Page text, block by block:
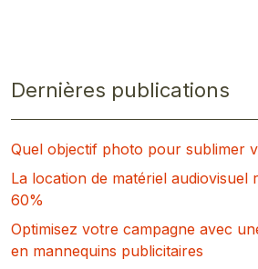
Dernières publications
Quel objectif photo pour sublimer
La location de matériel audiovisuel
60%
Optimisez votre campagne avec
en mannequins publicitaires